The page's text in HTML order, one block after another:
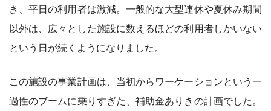
き、平日の利用者は激減。一般的な大型連休や夏休み期間
以外は、広々とした施設に数えるほどの利用者しかいない
という日が続くようになりました。
この施設の事業計画は、当初からワーケーションという一
過性のブームに乗りすぎた、補助金ありきの計画でした。